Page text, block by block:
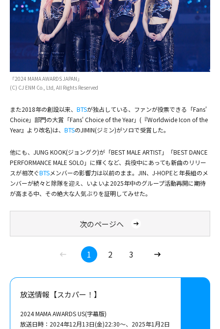
「2024 MAMA AWARDS JAPAN」
(C) CJ ENM Co., Ltd, All Rights Reserved
また2018年の創設以来、 BTSが独占している、ファンが投票できる「Fans'
Choice」部門の大賞「Fans' Choice of the Year」(『Worldwide Icon of the
Year』より改名)は、 BTSのJIMIN(ジミン)がソロで受賞した。
他にも、JUNG KOOK(ジョングク)が「BEST MALE ARTIST」「BEST DANCE
PERFORMANCE MALE SOLO」に輝くなど、兵役中にあっても新曲のリリー
スが相次ぐBTSメンバーの影響力は以前のまま。JIN、J-HOPEと年長組のメ
ンバーが続々と除隊を迎え、いよいよ2025年中のグループ活動再開に期待
が高まる中、その絶大な人気ぶりを証明してみせた。
(C) CJ ENM Co., Ltd, All Rights Reserved
(C) CJ ENM Co., Ltd, All Rights Reserved
(C) CJ ENM Co., Ltd, All Rights Reserved
(C) CJ ENM Co., Ltd, All Rights Reserved
次のページへ
1 2 3
放送情報【スカパー！】
2024 MAMA AWARDS US(字幕版)
放送日時：2024年12月13日(金)22:30～、2025年1月2日